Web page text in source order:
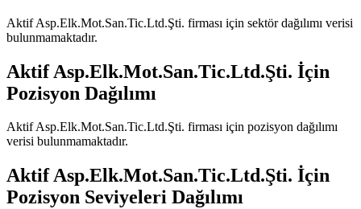
Aktif Asp.Elk.Mot.San.Tic.Ltd.Şti. firması için sektör dağılımı verisi
bulunmamaktadır.
Aktif Asp.Elk.Mot.San.Tic.Ltd.Şti. İçin
Pozisyon Dağılımı
Aktif Asp.Elk.Mot.San.Tic.Ltd.Şti. firması için pozisyon dağılımı
verisi bulunmamaktadır.
Aktif Asp.Elk.Mot.San.Tic.Ltd.Şti. İçin
Pozisyon Seviyeleri Dağılımı